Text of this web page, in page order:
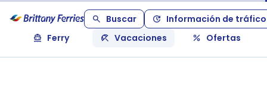
Buscar
Información de tráfico
Ferry
Vacaciones Ofertas